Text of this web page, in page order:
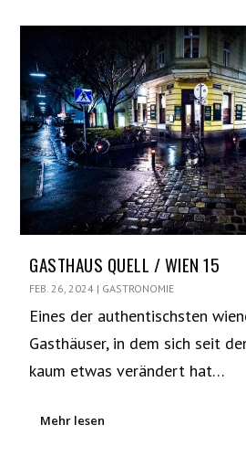
GASTHAUS QUELL / WIEN 15
FEB. 26, 2024 | GASTRONOMIE
Eines der authentischsten
Gasthäuser, in dem sich seit
kaum etwas verändert hat…
Mehr lesen